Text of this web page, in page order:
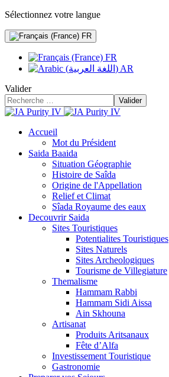
Sélectionnez votre langue
FR
FR
AR
Valider
Valider
Accueil
Mot du Président
Saida Baaida
Situation Géographie
Histoire de Saîda
Origine de l'Appellation
Relief et Climat
Sîada Royaume des eaux
Decouvrir Saida
Sites Touristiques
Potentialites Touristiques
Sites Naturels
Sites Archeologiques
Tourisme de Villegiature
Themalisme
Hammam Rabbi
Hammam Sidi Aissa
Ain Skhouna
Artisanat
Produits Aritsanaux
Fête d’Alfa
Investissement Touristique
Gastronomie